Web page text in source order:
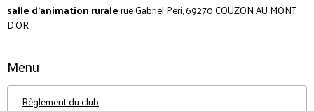
salle d'animation ruralerue Gabriel Peri, 69270 COUZON AU MONT
D'OR
Menu
Règlement du club